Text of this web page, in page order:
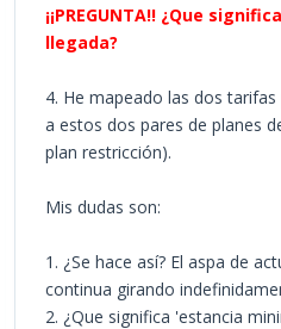
¡¡PREGUNTA!! ¿Que
llegada?
4. He mapeado las dos
a estos dos pares de planes
plan restricción).
Mis dudas son:
1. ¿Se hace así? El aspa de
continua girando
2. ¿Que significa 'estancia